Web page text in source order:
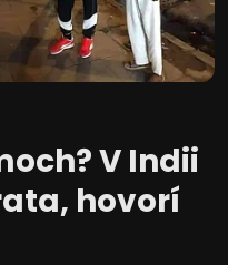
V Indii
hovorí